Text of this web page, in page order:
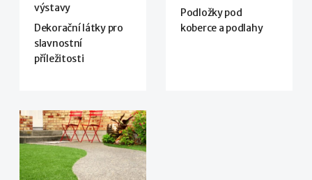
výstavy
Dekorační látky pro
slavnostní
příležitosti
Podložky pod
koberce a podlahy